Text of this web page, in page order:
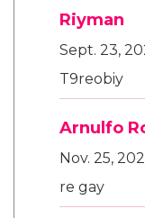
Riyman
Sept. 23,
T9reobiy
Arnulfo
Nov. 25,
re gay